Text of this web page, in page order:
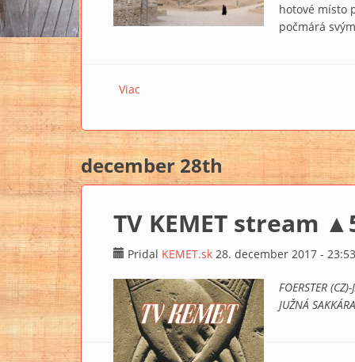
hotové místo
počmárá
Viac
december 28th
TV KEMET stream
Pridal KEMET.sk 28. december 2017 - 23:53
FOERSTER
JUŽNÁ